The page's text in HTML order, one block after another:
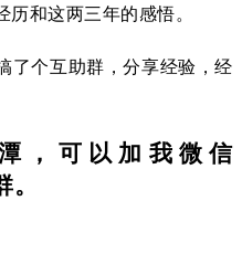
和这两三年的感悟。
了个互助群，分享经验，经
，可以加我微信